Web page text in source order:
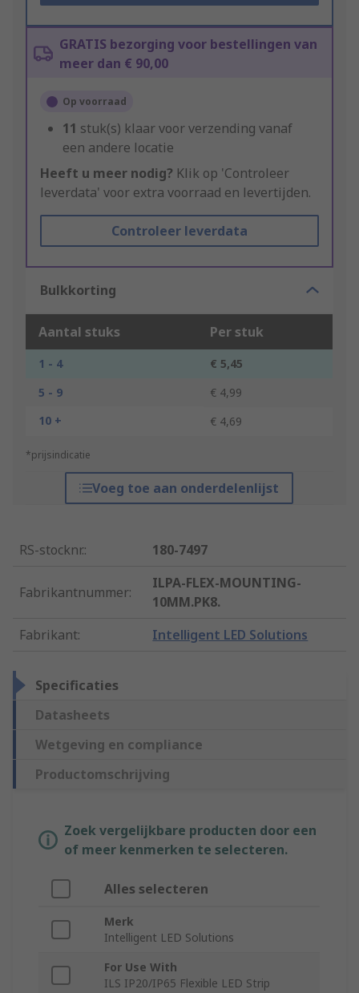
GRATIS bezorging voor bestellingen van
meer dan € 90,00
Op voorraad
11 stuk(s) klaar voor verzending vanaf
een andere locatie
Heeft u meer nodig? Klik op 'Controleer
leverdata' voor extra voorraad en levertijden.
Controleer leverdata
Bulkkorting
Aantal stuks Per stuk
1 - 4
€ 5,45
5 - 9
€ 4,99
10 +
€ 4,69
*prijsindicatie
Voeg toe aan onderdelenlijst
RS-stocknr.: 180-7497
Fabrikantnummer:
ILPA-FLEX-MOUNTING-
10MM.PK8.
Fabrikant: Intelligent LED Solutions
Specificaties
Datasheets
Wetgeving en compliance
Productomschrijving
Zoek vergelijkbare producten door een
of meer kenmerken te selecteren.
Alles selecteren
Merk
Intelligent LED Solutions
For Use With
ILS IP20/IP65 Flexible LED Strip